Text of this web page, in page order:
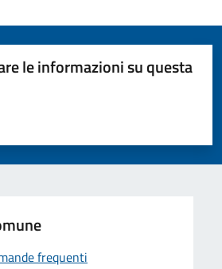
le informazioni su questa
5 stelle su 5
su 5
su 5
5
frequenti